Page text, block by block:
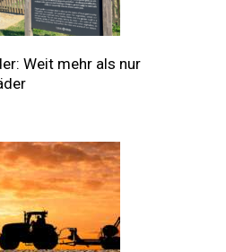
Weit mehr als nur